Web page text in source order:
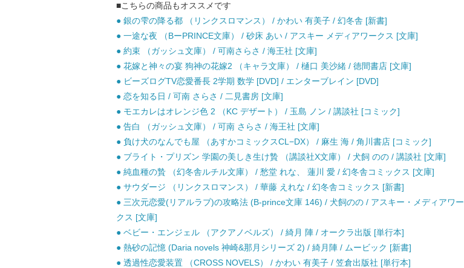
■こちらの商品もオススメです
● 銀の雫の降る都 （リンクスロマンス） / かわい 有美子 / 幻冬舎 [新書]
● 一途な夜 （BーPRINCE文庫） / 砂床 あい / アスキー メディアワークス [文庫]
● 約束 （ガッシュ文庫） / 可南さらさ / 海王社 [文庫]
● 花嫁と神々の宴 狗神の花嫁2 （キャラ文庫） / 樋口 美沙緒 / 徳間書店 [文庫]
● ビーズログTV恋愛番長 2学期 数学 [DVD] / エンターブレイン [DVD]
● 恋を知る日 / 可南 さらさ / 二見書房 [文庫]
● モエカレはオレンジ色 2 （KC デザート） / 玉島 ノン / 講談社 [コミック]
● 告白 （ガッシュ文庫） / 可南 さらさ / 海王社 [文庫]
● 負け犬のなんでも屋 （あすかコミックスCL−DX） / 麻生 海 / 角川書店 [コミック]
● ブライト・プリズン 学園の美しき生け贄 （講談社X文庫） / 犬飼 のの / 講談社 [文庫]
● 純血種の贄 （幻冬舎ルチル文庫） / 愁堂 れな、 蓮川 愛 / 幻冬舎コミックス [文庫]
● サウダージ （リンクスロマンス） / 華藤 えれな / 幻冬舎コミックス [新書]
● 三次元恋愛(リアルラブ)の攻略法 (B-prince文庫 146) / 犬飼のの / アスキー・メディアワー
クス [文庫]
● ベビー・エンジェル （アクアノベルズ） / 綺月 陣 / オークラ出版 [単行本]
● 熱砂の記憶 (Daria novels 神崎&那月シリーズ 2) / 綺月陣 / ムービック [新書]
● 透過性恋愛装置 （CROSS NOVELS） / かわい 有美子 / 笠倉出版社 [単行本]